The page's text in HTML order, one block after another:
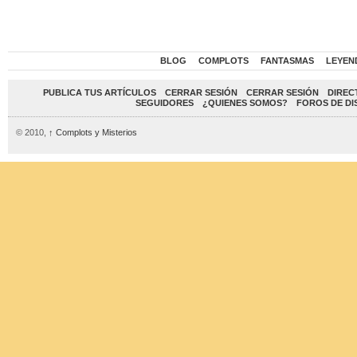
BLOG COMPLOTS FANTASMAS
PUBLICA TUS ARTÍCULOS CERRAR SESIÓN CERRAR SESIÓN
SEGUIDORES
¿QUIENES SOMOS? FOROS DE
© 2010, ↑ Complots y Misterios